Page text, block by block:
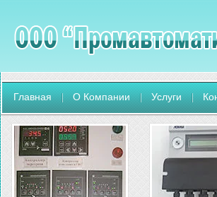
Главная О Компании Услуги